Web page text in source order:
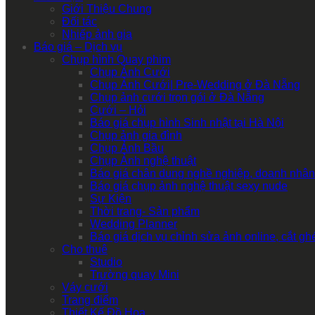
Giới Thiệu Chung
Đối tác
Nhiếp ảnh gia
Báo giá – Dịch vụ
Chụp hình Quay phim
Chụp Ảnh Cưới
Chụp Ảnh Cưới| Pre-Wedding ở Đà Nẵng
Chụp ảnh cưới trọn gói ở Đà Nẵng
Cưới – Hỏi
Báo giá chụp hình Sinh nhật tại Hà Nội
Chụp ảnh gia đình
Chụp Ảnh Bầu
Chụp Ảnh nghệ thuật
Báo giá chân dung nghề nghiệp, doanh nhân
Báo giá chụp ảnh nghệ thuật sexy nude
Sự Kiện
Thời trang- Sản phẩm
Wedding Planner
Báo giá dịch vụ chỉnh sửa ảnh online, cắt
Cho thuê
Studio
Trường quay Mini
Váy cưới
Trang điểm
Thiết Kế Đồ Họa